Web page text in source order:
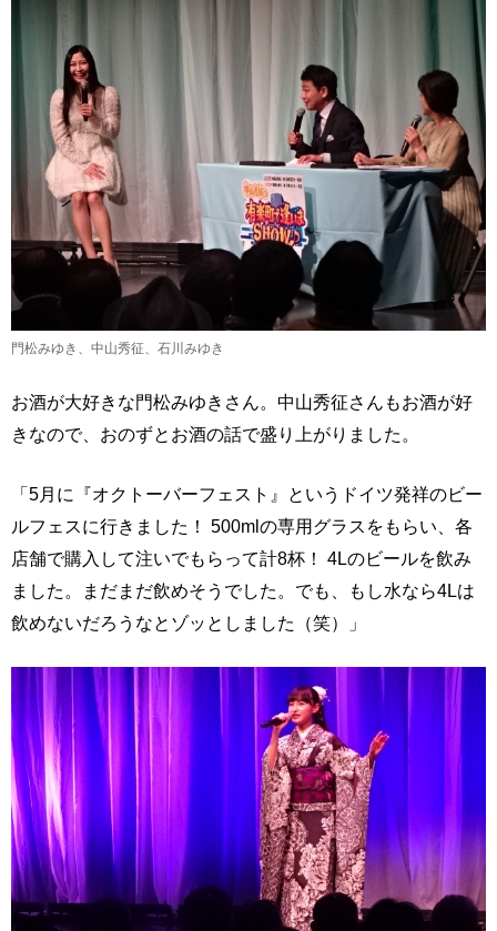
門松みゆき、中山秀征、石川みゆき
お酒が大好きな門松みゆきさん。中山秀征さんもお酒が好
きなので、おのずとお酒の話で盛り上がりました。
「5月に『オクトーバーフェスト』というドイツ発祥のビー
ルフェスに行きました！ 500mlの専用グラスをもらい、各
店舗で購入して注いでもらって計8杯！ 4Lのビールを飲み
ました。まだまだ飲めそうでした。でも、もし水なら4Lは
飲めないだろうなとゾッとしました（笑）」